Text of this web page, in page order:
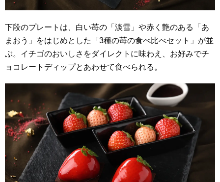
下段のプレートは、白い苺の「淡雪」や赤く艶のある「あ
まおう」をはじめとした「3種の苺の食べ比べセット」が並
ぶ。イチゴのおいしさをダイレクトに味わえ、お好みでチ
ョコレートディップとあわせて食べられる。